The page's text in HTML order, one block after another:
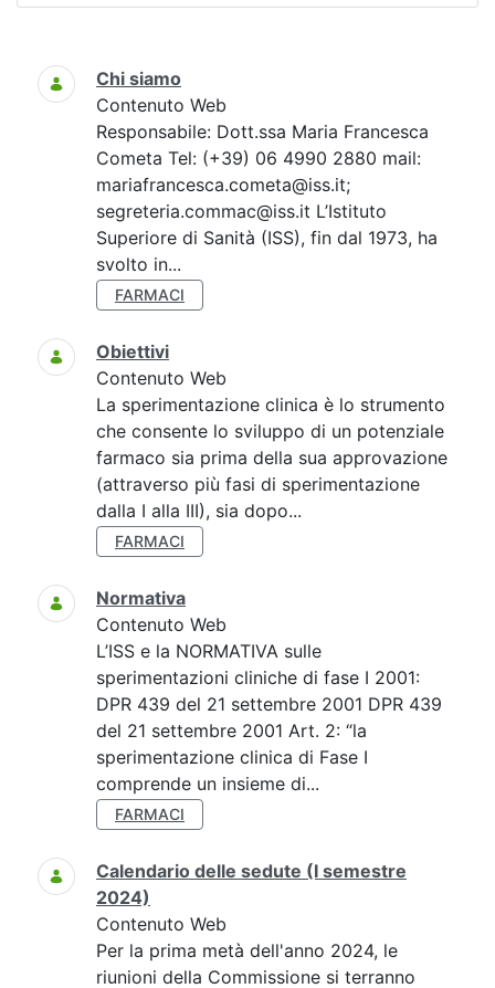
Ricerca
Chi siamo
Contenuto Web
Responsabile: Dott.ssa Maria Francesca
Cometa Tel: (+39) 06 4990 2880 mail:
mariafrancesca.cometa@iss.it;
segreteria.commac@iss.it L’Istituto
Superiore di Sanità (ISS), fin dal 1973, ha
svolto in...
FARMACI
Obiettivi
Contenuto Web
La sperimentazione clinica è lo strumento
che consente lo sviluppo di un potenziale
farmaco sia prima della sua approvazione
(attraverso più fasi di sperimentazione
dalla I alla III), sia dopo...
FARMACI
Normativa
Contenuto Web
L’ISS e la NORMATIVA sulle
sperimentazioni cliniche di fase I 2001:
DPR 439 del 21 settembre 2001 DPR 439
del 21 settembre 2001 Art. 2: “la
sperimentazione clinica di Fase I
comprende un insieme di...
FARMACI
Calendario delle sedute (I semestre
2024)
Contenuto Web
Per la prima metà dell'anno 2024, le
riunioni della Commissione si terranno